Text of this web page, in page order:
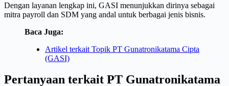
Dengan layanan lengkap ini, GASI menunjukkan dirinya sebagai
mitra payroll dan SDM yang andal untuk berbagai jenis bisnis.
Baca Juga:
Artikel terkait Topik PT Gunatronikatama Cipta
(GASI)
Pertanyaan terkait PT Gunatronikatama